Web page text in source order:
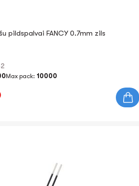
pildspalvai FANCY 0.7mm zils
Max pack: 10000